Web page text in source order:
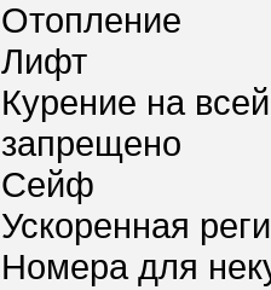
Отопление
Лифт
Курение на
запрещено
Сейф
Ускоренная
Номера для